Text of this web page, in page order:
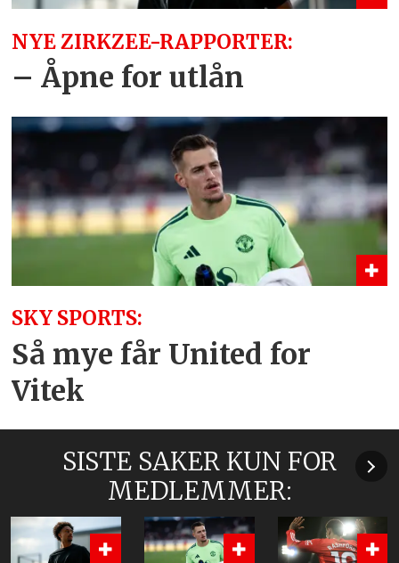
NYE ZIRKZEE-RAPPORTER:
– Åpne for utlån
SKY SPORTS:
Så mye får United for
Vitek
SISTE SAKER KUN FOR
MEDLEMMER: